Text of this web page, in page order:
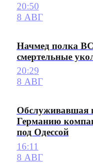
20:50
8 АВГ
Начмед полка
смертельные
20:29
8 АВГ
Обслуживавшая
Германию
под Одессой
16:11
8 АВГ